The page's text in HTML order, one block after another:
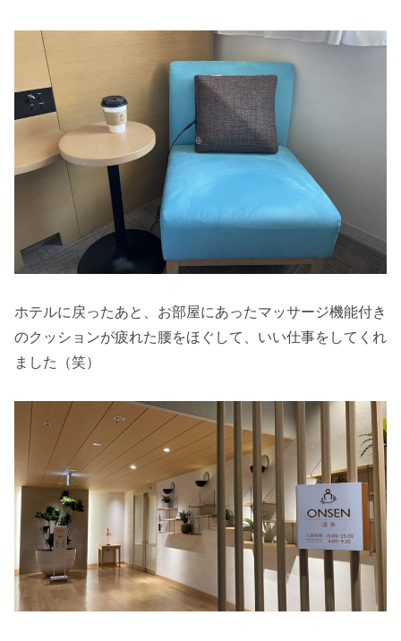
ホテルに戻ったあと、お部屋にあったマッサージ機能付き
のクッションが疲れた腰をほぐして、いい仕事をしてくれ
ました（笑）